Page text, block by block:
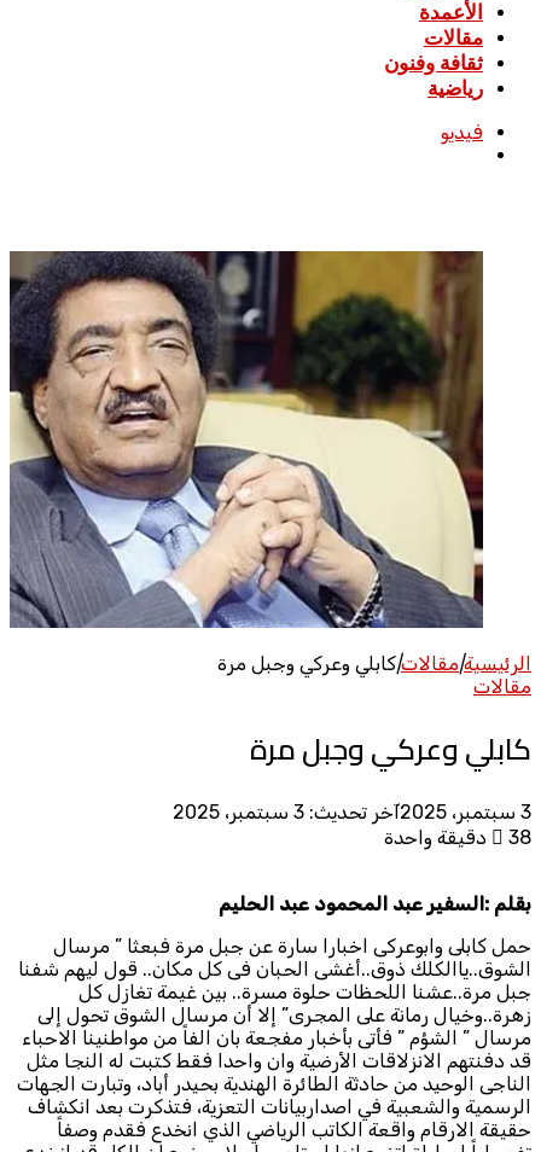
الأعمدة
مقالات
ثقافة وفنون
رياضية
فيديو
الرئيسية|مقالات|كابلي وعركي وجبل مرة
مقالات
كابلي وعركي وجبل مرة
3 سبتمبر، 2025
آخر تحديث: 3 سبتمبر، 2025
38
دقيقة واحدة
بقلم :السفير عبد المحمود عبد الحليم
حمل كابلى وابوعركى اخبارا سارة عن جبل مرة فبعثا ” مرسال
الشوق..ياالكلك ذوق..أغشى الحبان فى كل مكان.. قول ليهم شفنا
جبل مرة..عشنا اللحظات حلوة مسرة.. بين غيمة تغازل كل
زهرة..وخيال رمانة على المجرى” إلا أن مرسال الشوق تحول إلى
مرسال ” الشؤم ” فأتى بأخبار مفجعة بان الفاً من مواطنينا الاحباء
قد دفنتهم الانزلاقات الأرضية وان واحدا فقط كتبت له النجا مثل
الناجى الوحيد من حادثة الطائرة الهندية بحيدر أباد، وتبارت الجهات
الرسمية والشعبية في اصداربيانات التعزية، فتذكرت بعد انكشاف
حقيقة الارقام واقعة الكاتب الرياضي الذي انخدع فقدم وصفاً